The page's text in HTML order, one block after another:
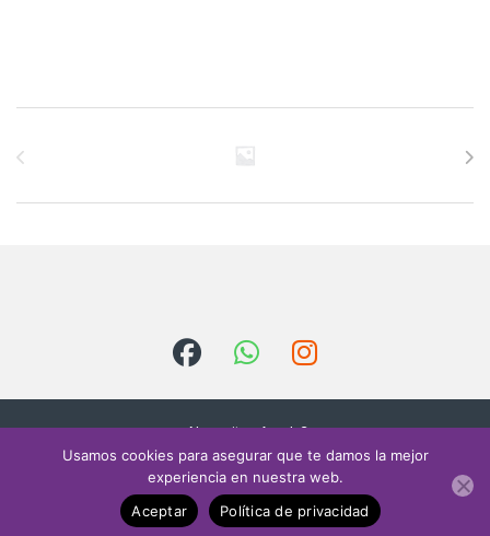
¿Necesitas Ayuda?
Escríbenos
contacto@sielectr
onica.com
Usamos cookies para asegurar que te damos la mejor
experiencia en nuestra web.
Aceptar
Política de privacidad